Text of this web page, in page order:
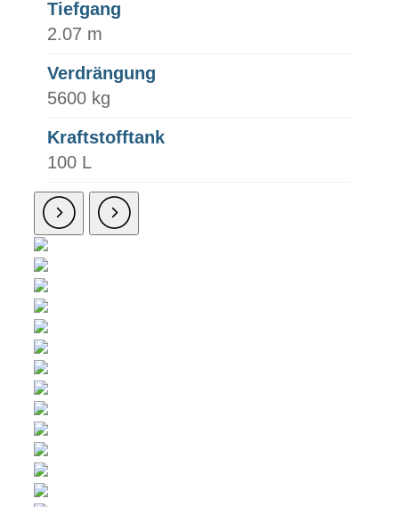
Tiefgang
2.07 m
Verdrängung
5600 kg
Kraftstofftank
100 L